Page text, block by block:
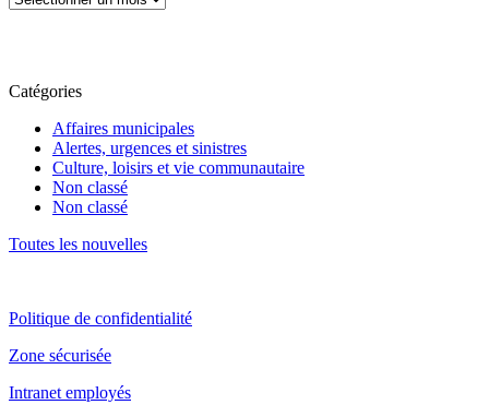
Catégories
Affaires municipales
Alertes, urgences et sinistres
Culture, loisirs et vie communautaire
Non classé
Non classé
Toutes les nouvelles
Politique de confidentialité
Zone sécurisée
Intranet employés